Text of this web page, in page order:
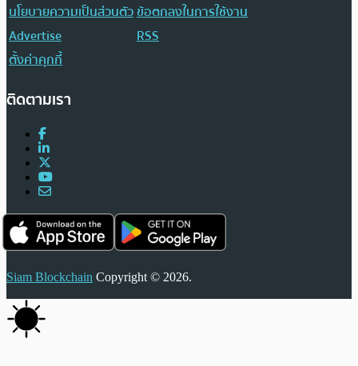
นโยบายความเป็นส่วนตัวข้อตกลงในการใช้งาน
Advertise
RSS
ตั้งค่าคุกกี้
ติดตามเรา
Siam Blockchain Copyright © 2026.